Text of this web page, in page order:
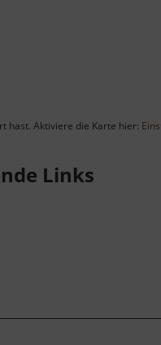
hast. Aktiviere die Karte hier:
Links